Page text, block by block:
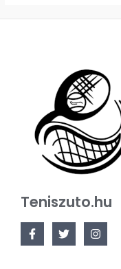
Teniszuto.hu